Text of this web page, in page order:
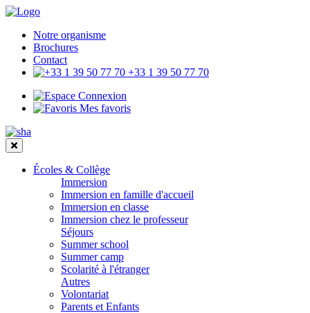
Notre organisme
Brochures
Contact
+33 1 39 50 77 70
Connexion
Mes favoris
Écoles & Collège
Immersion
Immersion en famille d'accueil
Immersion en classe
Immersion chez le professeur
Séjours
Summer school
Summer camp
Scolarité à l'étranger
Autres
Volontariat
Parents et Enfants